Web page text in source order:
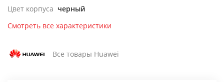
Цвет корпуса черный
Смотреть все характеристики
Все товары Huawei